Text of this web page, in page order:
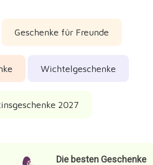
Geschenke für Freunde
Wichtelgeschenke
2027
Die besten Geschenke